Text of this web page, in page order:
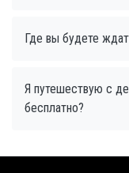
Где вы будете
Я путешествую с
бесплатно?